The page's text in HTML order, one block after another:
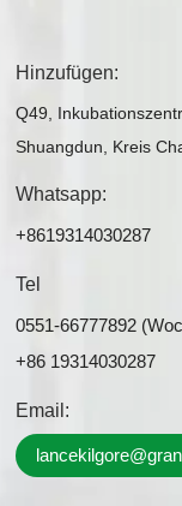
Hinzufügen:
Q49,
Shuangdun, Kreis
Whatsapp:
+8619314030287
Tel
0551-66777892
+86 19314030287
Email: